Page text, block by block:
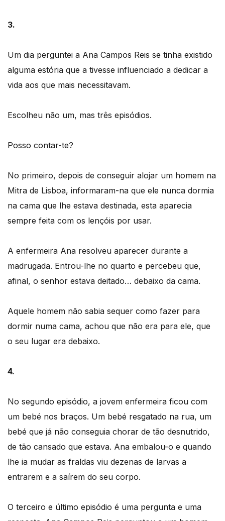
3.
Um dia perguntei a Ana Campos Reis se tinha existido
alguma estória que a tivesse influenciado a dedicar a
vida aos que mais necessitavam.
Escolheu não um, mas três episódios.
Posso contar-te?
No primeiro, depois de conseguir alojar um homem na
Mitra de Lisboa, informaram-na que ele nunca dormia
na cama que lhe estava destinada, esta aparecia
sempre feita com os lençóis por usar.
A enfermeira Ana resolveu aparecer durante a
madrugada. Entrou-lhe no quarto e percebeu que,
afinal, o senhor estava deitado… debaixo da cama.
Aquele homem não sabia sequer como fazer para
dormir numa cama, achou que não era para ele, que
o seu lugar era debaixo.
4.
No segundo episódio, a jovem enfermeira ficou com
um bebé nos braços. Um bebé resgatado na rua, um
bebé que já não conseguia chorar de tão desnutrido,
de tão cansado que estava. Ana embalou-o e quando
lhe ia mudar as fraldas viu dezenas de larvas a
entrarem e a saírem do seu corpo.
O terceiro e último episódio é uma pergunta e uma